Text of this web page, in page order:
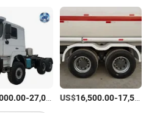
-27,000.00 /상품
US$16,500.00-17,500.00